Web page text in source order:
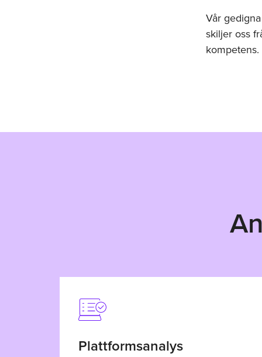
Vår
skiljer oss
kompetens.
Plattformsanalys